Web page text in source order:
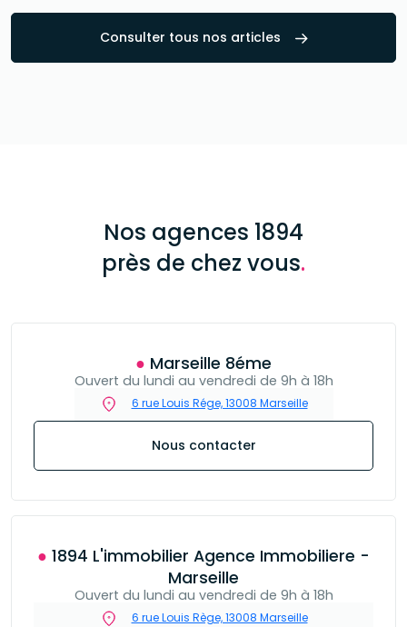
Consulter tous nos articles
Nos agences 1894
près de chez vous.
● Marseille 8éme
Ouvert du lundi au vendredi de 9h à 18h
6 rue Louis Rége, 13008 Marseille
Nous contacter
● 1894 L'immobilier Agence Immobiliere -
Marseille
Ouvert du lundi au vendredi de 9h à 18h
6 rue Louis Rège, 13008 Marseille